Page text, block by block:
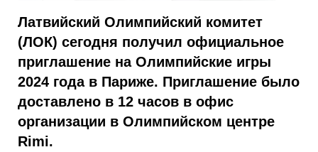
Латвийский Олимпийский комитет
(ЛОК) сегодня получил официальное
приглашение на Олимпийские игры
2024 года в Париже. Приглашение было
доставлено в 12 часов в офис
организации в Олимпийском центре
Rimi.